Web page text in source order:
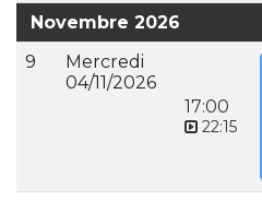
Novembre 2026
9
Mercredi
04/11/2026
17:00
22:15